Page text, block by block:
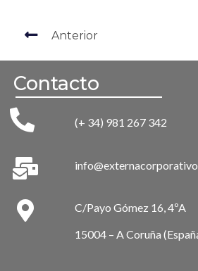
Anterior
Contacto
(+ 34) 981 267 342
C/Payo Gómez 16, 4ºA
15004 – A Coruña